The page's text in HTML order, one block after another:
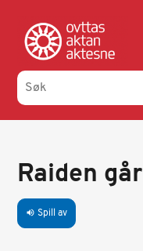
hovedinnhold
Raiden går
volume_up Spill av